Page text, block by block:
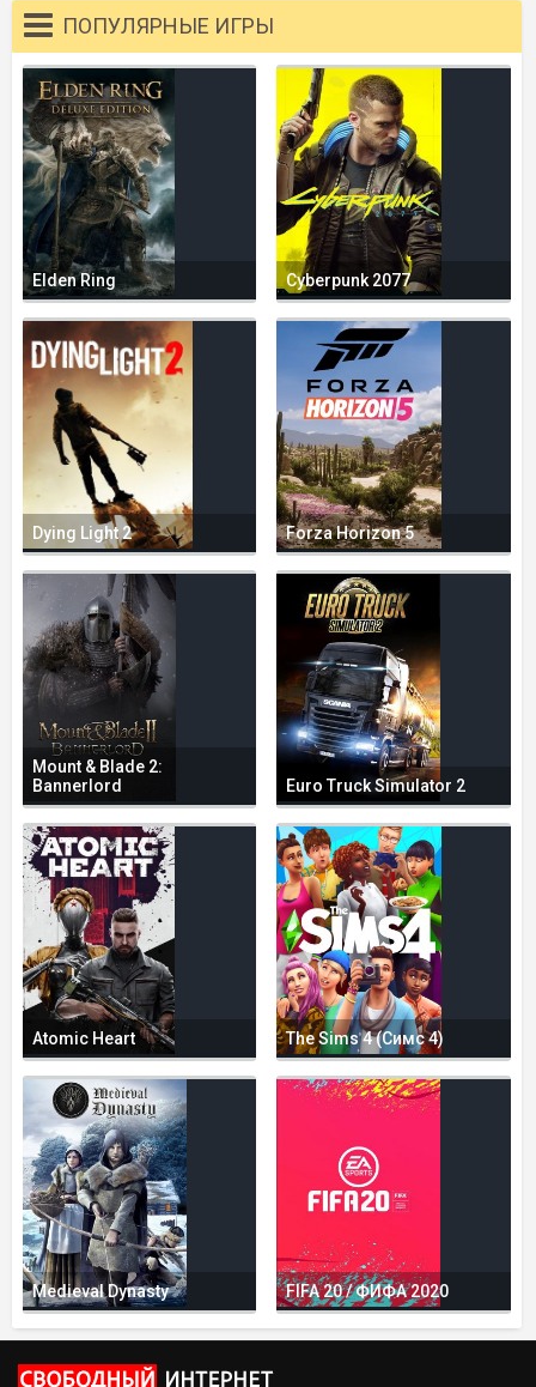
ПОПУЛЯРНЫЕ ИГРЫ
Elden Ring Cyberpunk 2077
Dying Light 2 Forza Horizon 5
Mount & Blade 2:
Bannerlord
Euro Truck Simulator 2
Atomic Heart The Sims 4 (Симс 4)
Medieval Dynasty FIFA 20 / ФИФА 2020